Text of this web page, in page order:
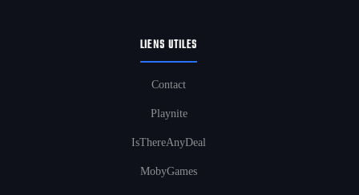
LIENS UTILES
Contact
Playnite
IsThereAnyDeal
MobyGames